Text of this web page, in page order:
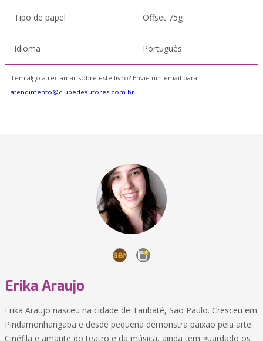
Tipo de papel Offset 75g
Idioma Português
Tem algo a reclamar sobre este livro? Envie um email para
atendimento@clubedeautores.com.br
Erika Araujo
Erika Araujo nasceu na cidade de Taubaté, São Paulo. Cresceu em
Pindamonhangaba e desde pequena demonstra paixão pela arte.
Cinéfila e amante do teatro e da música, ainda tem guardado os